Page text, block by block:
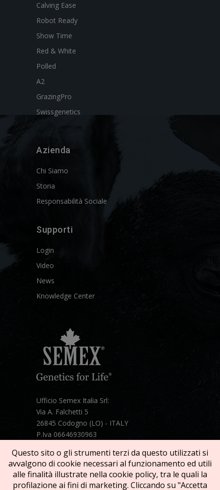
Calving Ease
Robot Ready
Show Time
Red & White
Polled
A2
GrazingPro
Swissgenetics
Azienda
Chi Siamo
Storia
Responsabilità Sociale
Supporti
Login
Video
News
Knowledge Center
Ufficio Semex Italia Srl:
Via A. Falchetti 5
26845 Codogno (LO) - ITALY
P.Iva 06646930963
Mail: semex@semexitalia.it
Guarda la mappa
Questo sito o gli strumenti terzi da questo utilizzati si
avvalgono di cookie necessari al funzionamento ed utili
alle finalità illustrate nella cookie policy, tra le quali la
profilazione ai fini di marketing. Cliccando su "Accetta